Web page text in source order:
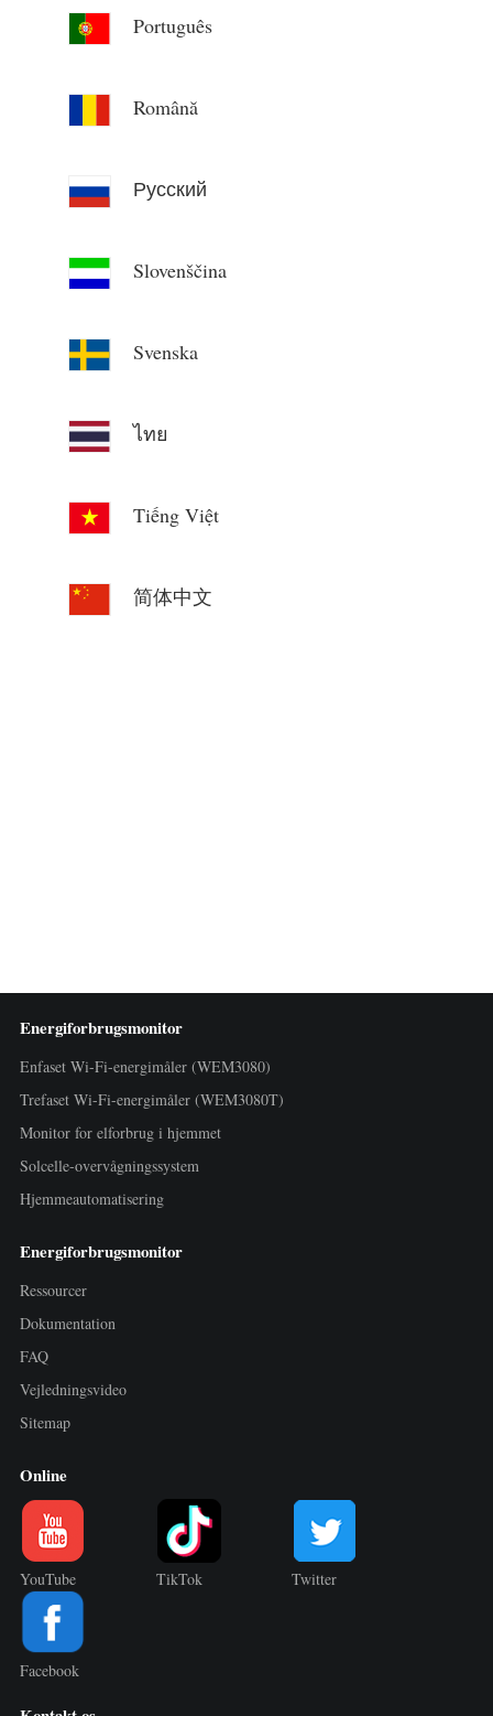
Português
Română
Русский
Slovenščina
Svenska
ไทย
Tiếng Việt
简体中文
Energiforbrugsmonitor
Enfaset Wi-Fi-energimåler (WEM3080)
Trefaset Wi-Fi-energimåler (WEM3080T)
Monitor for elforbrug i hjemmet
Solcelle-overvågningssystem
Hjemmeautomatisering
Energiforbrugsmonitor
Ressourcer
Dokumentation
FAQ
Vejledningsvideo
Sitemap
Online
YouTube TikTok Twitter
Facebook